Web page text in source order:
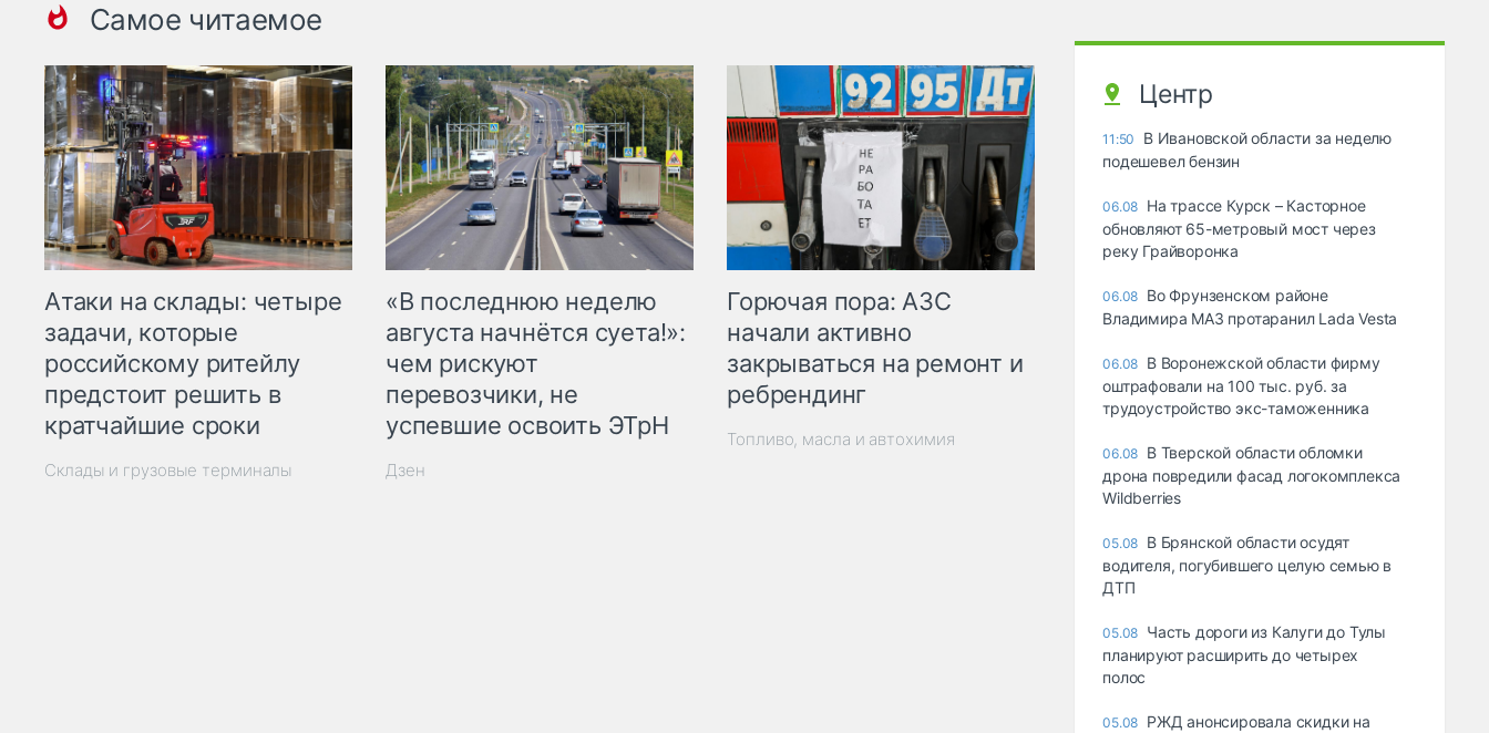
Самое читаемое
Атаки на склады: четыре
задачи, которые
российскому ритейлу
предстоит решить в
кратчайшие сроки
Склады и грузовые терминалы
«В последнюю неделю
августа начнётся суета!»:
чем рискуют
перевозчики, не
успевшие освоить ЭТрН
Дзен
Горючая пора: АЗС
начали активно
закрываться на ремонт и
ребрендинг
Топливо, масла и автохимия
Центр
11:50
В Ивановской области за неделю
подешевел бензин
06.08 На трассе Курск – Касторное
обновляют 65-метровый мост через
реку Грайворонка
06.08 Во Фрунзенском районе
Владимира МАЗ протаранил Lada Vesta
06.08 В Воронежской области фирму
оштрафовали на 100 тыс. руб. за
трудоустройство экс-таможенника
06.08 В Тверской области обломки
дрона повредили фасад логокомплекса
Wildberries
05.08 В Брянской области осудят
водителя, погубившего целую семью в
ДТП
05.08 Часть дороги из Калуги до Тулы
планируют расширить до четырех
полос
05.08 РЖД анонсировала скидки на